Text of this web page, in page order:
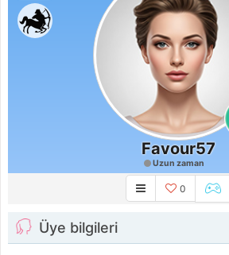
Favour57
Uzun zaman
0
Üye bilgileri